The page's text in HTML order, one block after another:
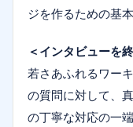
ジを作るための基
＜インタビューを
若さあふれるワー
の質問に対して、
の丁寧な対応の一